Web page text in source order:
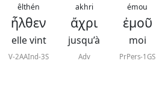
êlthén
ἦλθεν
elle vint
V-2AAInd-3S
akhri
ἄχρι
jusqu’à
Adv
émou
ἐμοῦ
moi
PrPers-1GS